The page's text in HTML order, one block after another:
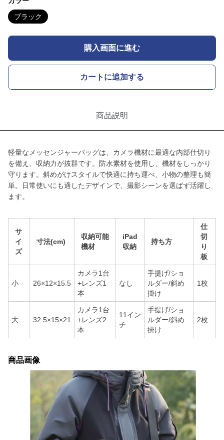
ブラック
購入画面に進む
カートに追加する
商品説明
軽量なメッセンジャーバッグは、カメラ機材に最適な内部仕切り
を備え、収納力が抜群です。防水素材を使用し、機材をしっかり
守ります。斜めがけスタイルで快適に持ち運べ、小物の整理も簡
単。日常使いにも適したデザインで、撮影シーンを選ばず活躍し
ます。
サ
イ
ズ
寸法(cm)
収納可能
機材
iPad
収納
持ち方
仕
切
り
板
小 26×12×15.5
カメラ1台
+レンズ1
本
なし
手提げ/ショ
ルダー/斜め
掛け
1枚
大 32.5×15×21
カメラ1台
+レンズ2
本
11イン
チ
手提げ/ショ
ルダー/斜め
掛け
2枚
商品画像